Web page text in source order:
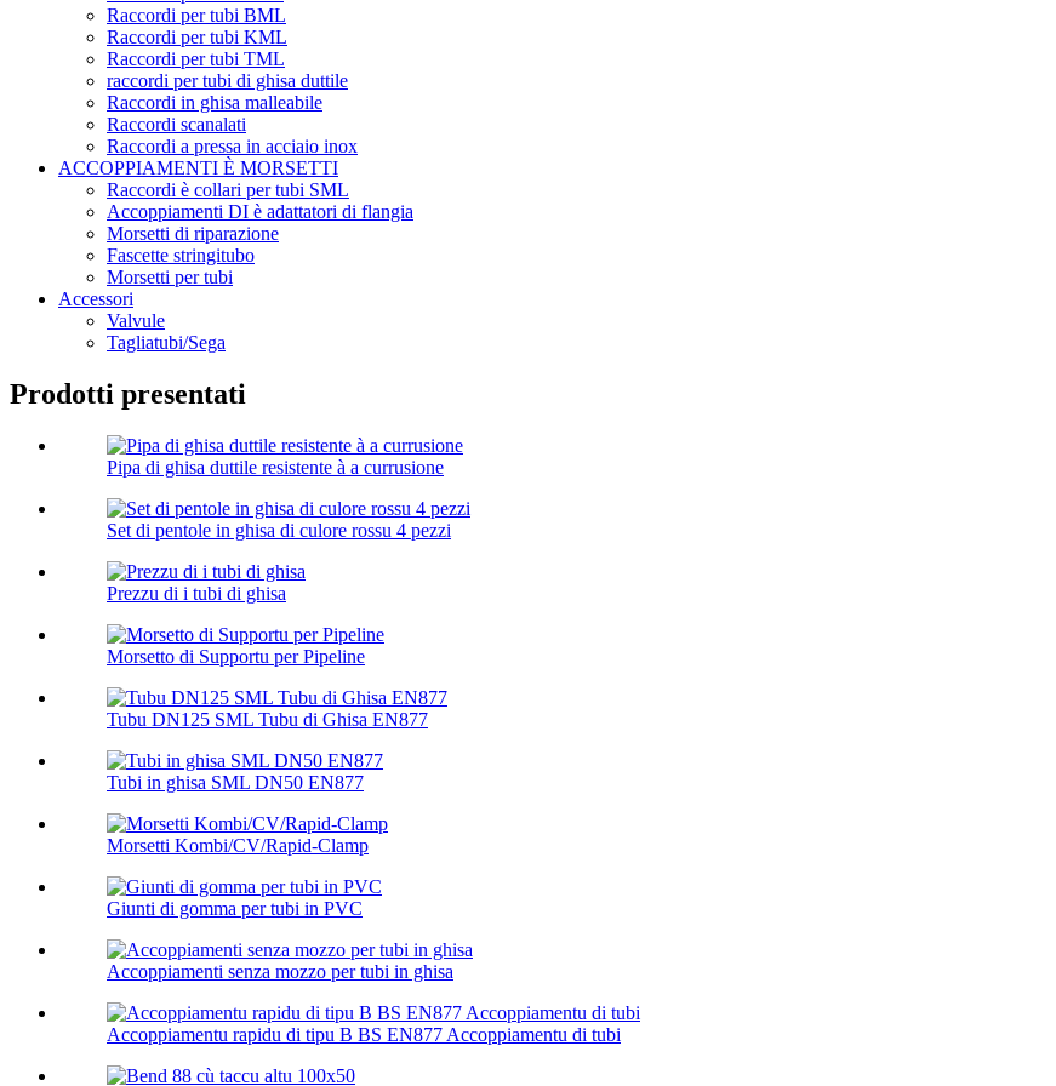
Raccordi per tubi BML
Raccordi per tubi KML
Raccordi per tubi TML
raccordi per tubi di ghisa duttile
Raccordi in ghisa malleabile
Raccordi scanalati
Raccordi a pressa in acciaio inox
ACCOPPIAMENTI È MORSETTI
Raccordi è collari per tubi SML
Accoppiamenti DI è adattatori di flangia
Morsetti di riparazione
Fascette stringitubo
Morsetti per tubi
Accessori
Valvule
Tagliatubi/Sega
Prodotti presentati
Pipa di ghisa duttile resistente à a currusione
Set di pentole in ghisa di culore rossu 4 pezzi
Prezzu di i tubi di ghisa
Morsetto di Supportu per Pipeline
Tubu DN125 SML Tubu di Ghisa EN877
Tubi in ghisa SML DN50 EN877
Morsetti Kombi/CV/Rapid-Clamp
Giunti di gomma per tubi in PVC
Accoppiamenti senza mozzo per tubi in ghisa
Accoppiamentu rapidu di tipu B BS EN877 Accoppiamentu di tubi